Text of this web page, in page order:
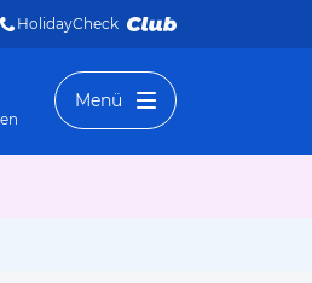
HolidayCheck
Menü